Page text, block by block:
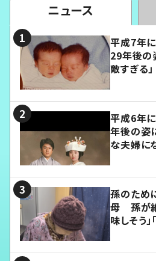
ニュース
平成7年
29年後の
敵すぎる」
平成6年
年後の姿
な夫婦に
孫のため
母 孫が
味しそう」